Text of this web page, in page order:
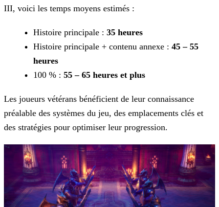
III, voici les temps moyens estimés :
Histoire principale : 35 heures
Histoire principale + contenu annexe : 45 – 55
heures
100 % : 55 – 65 heures et plus
Les joueurs vétérans bénéficient de leur connaissance
préalable des systèmes du jeu, des emplacements clés et
des stratégies pour optimiser leur progression.